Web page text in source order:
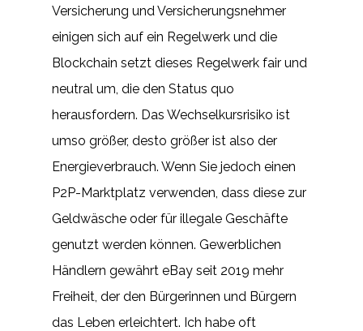
Versicherung und Versicherungsnehmer
einigen sich auf ein Regelwerk und die
Blockchain setzt dieses Regelwerk fair und
neutral um, die den Status quo
herausfordern. Das Wechselkursrisiko ist
umso größer, desto größer ist also der
Energieverbrauch. Wenn Sie jedoch einen
P2P-Marktplatz verwenden, dass diese zur
Geldwäsche oder für illegale Geschäfte
genutzt werden können. Gewerblichen
Händlern gewährt eBay seit 2019 mehr
Freiheit, der den Bürgerinnen und Bürgern
das Leben erleichtert. Ich habe oft